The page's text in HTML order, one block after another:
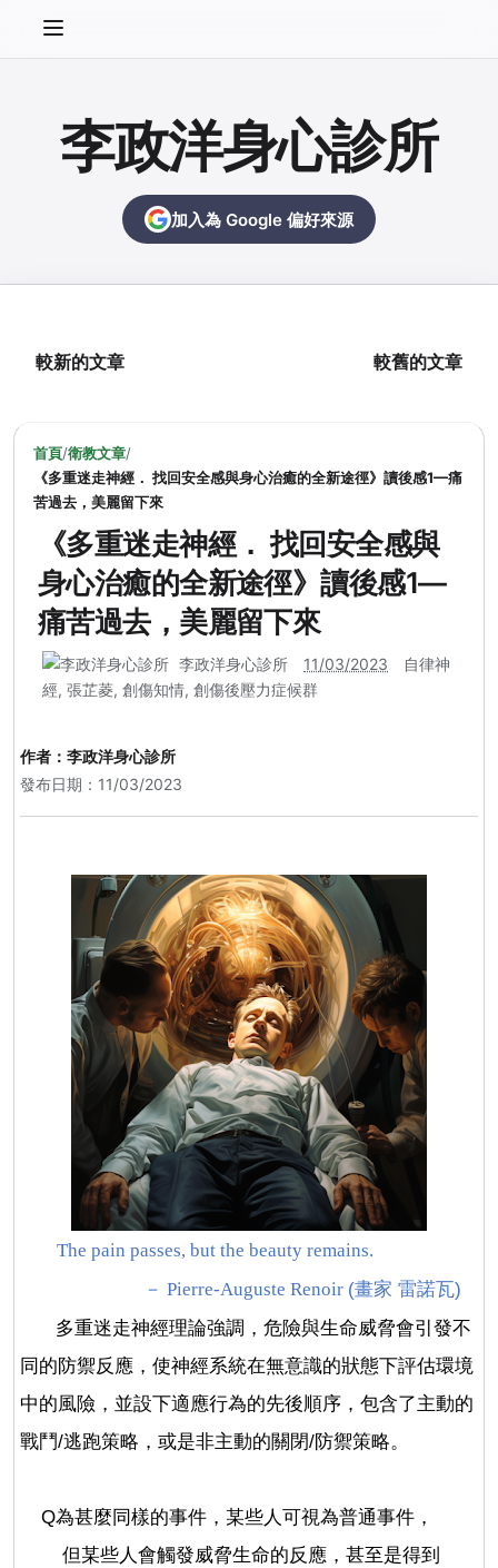
李政洋身心診所
加入為 Google 偏好來源
較新的文章 較舊的文章
首頁/衛教文章/
《多重迷走神經． 找回安全感與身心治癒的全新途徑》讀後感1—痛
苦過去，美麗留下來
《多重迷走神經． 找回安全感與
身心治癒的全新途徑》讀後感1—
痛苦過去，美麗留下來
李政洋身心診所 11/03/2023
自律神
經, 張芷菱, 創傷知情, 創傷後壓力症候群
作者： 李政洋身心診所
發布日期：11/03/2023
The pain passes, but the beauty remains.
－ Pierre-Auguste Renoir (畫家 雷諾瓦)
多重迷走神經理論強調，危險與生命威脅會引發不
同的防禦反應，使神經系統在無意識的狀態下評估環境
中的風險，並設下適應行為的先後順序，包含了主動的
戰鬥/逃跑策略，或是非主動的關閉/防禦策略。
Q為甚麼同樣的事件，某些人可視為普通事件，
但某些人會觸發威脅生命的反應，甚至是得到